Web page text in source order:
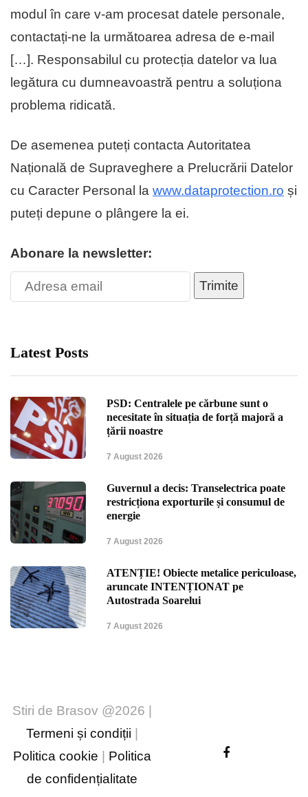
modul în care v-am procesat datele personale,
contactați-ne la următoarea adresa de e-mail
[…]. Responsabilul cu protecția datelor va lua
legătura cu dumneavoastră pentru a soluționa
problema ridicată.
De asemenea puteți contacta Autoritatea
Națională de Supraveghere a Prelucrării Datelor
cu Caracter Personal la www.dataprotection.ro și
puteți depune o plângere la ei.
Abonare la newsletter:
Trimite
Latest Posts
PSD: Centralele pe cărbune sunt o
necesitate în situația de forță majoră a
țării noastre
7 August 2026
Guvernul a decis: Transelectrica poate
restricționa exporturile și consumul de
energie
7 August 2026
ATENȚIE! Obiecte metalice periculoase,
aruncate INTENȚIONAT pe
Autostrada Soarelui
7 August 2026
Stiri de Brasov @2026 |
Termeni și condiții
Politica cookie
Politica
de confidențialitate